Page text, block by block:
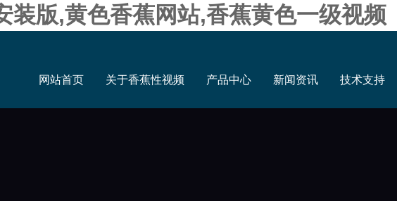
装版,黄色香蕉网站,香蕉黄色一级视频
网站首页 关于香蕉性视频 产品中心 新闻资讯 技术支持